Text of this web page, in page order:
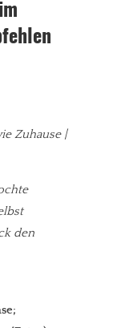
Zuhause |
den